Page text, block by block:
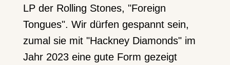
LP der Rolling Stones, "Foreign
Tongues". Wir dürfen gespannt sein,
zumal sie mit "Hackney Diamonds" im
Jahr 2023 eine gute Form gezeigt